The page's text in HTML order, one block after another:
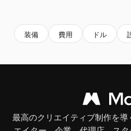
装備 費用 ドル
最高のクリエイティブ制作を